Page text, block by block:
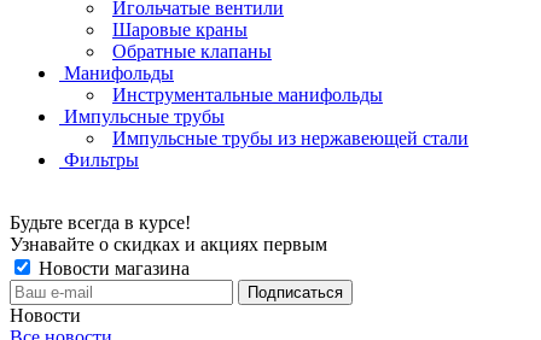
Игольчатые вентили
Шаровые краны
Обратные клапаны
Манифольды
Инструментальные манифольды
Импульсные трубы
Импульсные трубы из нержавеющей стали
Фильтры
Будьте всегда в курсе!
Узнавайте о скидках и акциях первым
Новости магазина
Новости